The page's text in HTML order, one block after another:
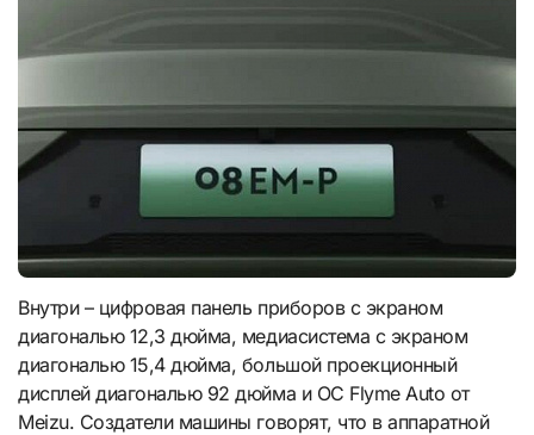
Внутри – цифровая панель приборов с экраном
диагональю 12,3 дюйма, медиасистема с экраном
диагональю 15,4 дюйма, большой проекционный
дисплей диагональю 92 дюйма и ОС Flyme Auto от
Meizu. Создатели машины говорят, что в аппаратной